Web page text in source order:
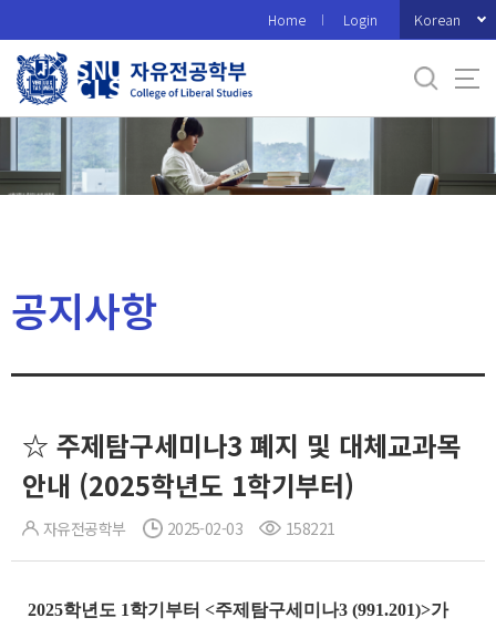
로
메
Home Login Korean
공지사항
☆ 주제탐구세미나3 폐지 및 대체교과목
안내 (2025학년도 1학기부터)
자유전공학부 2025-02-03 158221
2025학년도 1학기부터 <주제탐구세미나3 (991.201)>가